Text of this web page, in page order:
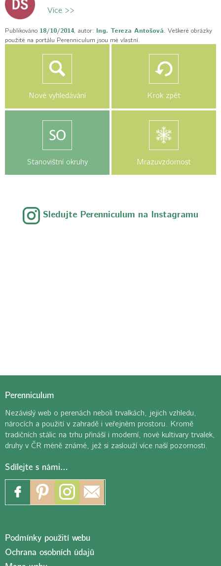
Více >>
Publikováno 18/10/2014, autor: Ing. Tereza Antošová. Veškeré obrázky
použité na portálu Perenniculum jsou mé vlastní.
Nové vyhledávání Krok zpět
Stanovištní okruhy Mrazuvzdornost
Sledujte Perenniculum na Instagramu
Perenniculum
Nezávislý web o perenách neboli trvalkách, jejich vzhledu,
nárocích a použití v zahradě i veřejném prostoru. Kromě
tradičních stálic na trhu přináší i moderní, nové kultivary trvalek,
druhy v ČR méně známé, jež si zaslouží více naší pozornosti.
Sdílejte s námi…
Podmínky použití webu
Ochrana osobních údajů